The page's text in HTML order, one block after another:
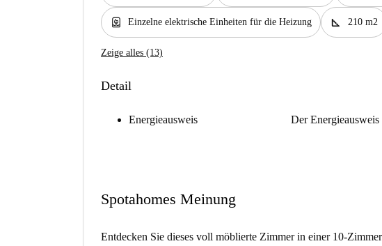
water_heater Einzelne elektrische Einheiten für die Heizung square_foot 210 m2
Zeige alles (13)
Detail
Energieausweis Der
Spotahomes Meinung
Entdecken Sie dieses voll möblierte Zimmer in einer 10-